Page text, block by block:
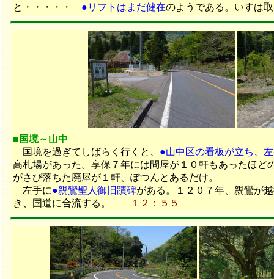
と・・・・・ ●リフトはまだ健在のようである。いす
■国境～山中
国境を過ぎてしばらく行くと、 ●山中区の看板が立ち、
高札場があった。享保７年には問屋が１０軒もあったほど
がさび落ちた廃屋が１軒、ぽつんとあるだけ。
左手に●親鸞聖人御旧蹟碑がある。１２０７年、親鸞が
き、国道に合流する。
１２：５５